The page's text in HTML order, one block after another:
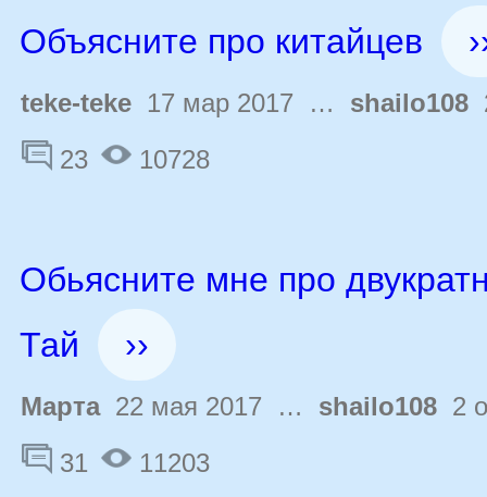
Объясните про китайцев
teke-teke 17 мар 2017 … shailo108
23
10728
Обьясните мне про
Тай
››
Марта22 мая 2017 … shailo108 2
31
11203